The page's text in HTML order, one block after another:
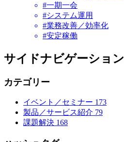
#一期一会
#システム運用
#業務改善／効率化
#安定稼働
サイドナビゲーション
カテゴリー
イベント／セミナー 173
製品／サービス紹介 79
課題解決 168